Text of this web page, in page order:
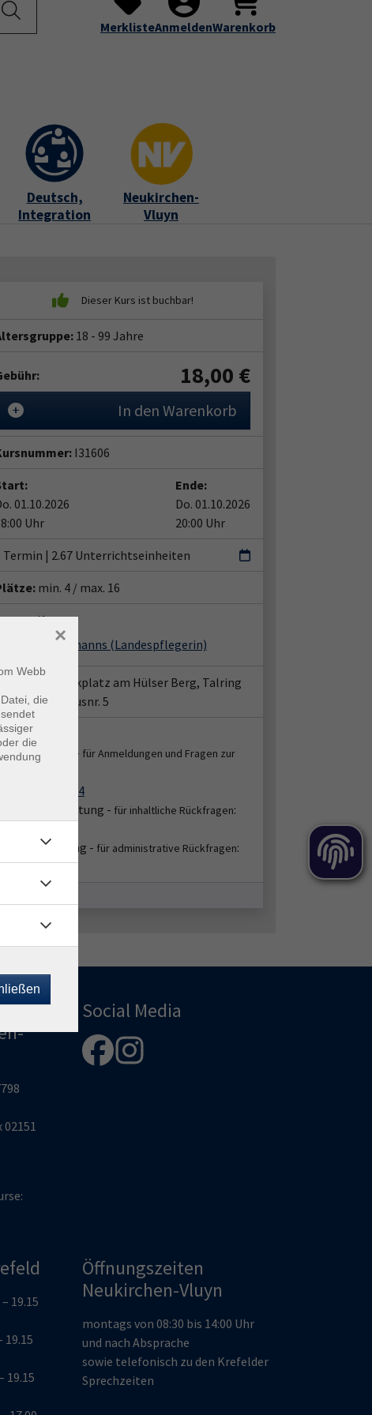
Submenu for "Programm"
Über uns Submenu for "Über uns"
Service Submenu for
MerklisteAnmeldenWarenkorb
Deutsch,
Integration
Neukirchen-
Vluyn
18 - 99 Jahre
18,00 €
In den Warenkorb
I31606
01.10.2026
Uhr
Ende:
Do. 01.10.2026
20:00 Uhr
Termin | 2.67 Unterrichtseinheiten
min. 4 / max. 16
Gabriele Heckmanns (Landespflegerin)
Parkplatz am Hülser Berg, Talring
Hausnr. 5
- für Anmeldungen und Fragen zur
+492151 86-2664
Fachbereichsleitung - für inhaltliche Rückfragen:
Sachbearbeitung - für administrative Rückfragen:
86-2654
02151
Social Media
19.15
19.15
19.15
Öffnungszeiten
Neukirchen-Vluyn
montags von 08:30 bis 14:00 Uhr
und nach Absprache
sowie telefonisch zu den Krefelder
Sprechzeiten
Webb
die
die
×